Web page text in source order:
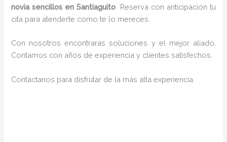
novia sencillos en Santiaguito . Reserva con anticipación tu
cita para atenderte como te lo mereces.
Con nosotros encontrarás soluciones y el mejor aliado,
Contamos con años de experiencia y clientes satisfechos.
Contáctanos para disfrutar de la más alta experiencia.